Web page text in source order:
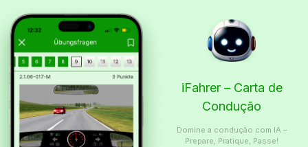
iFahrer – Carta de
Condução
Domine a condução com IA –
Prepare, Pratique, Passe!